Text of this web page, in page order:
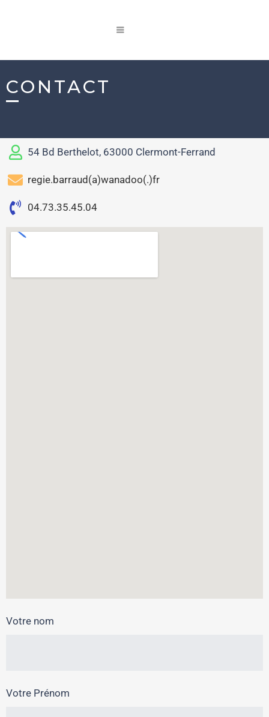
CONTACT
54 Bd Berthelot, 63000 Clermont-Ferrand
regie.barraud(a)wanadoo(.)fr
04.73.35.45.04
Votre nom
Votre Prénom